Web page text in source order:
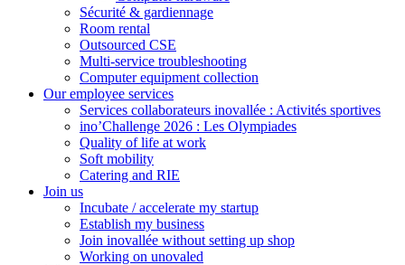
Sécurité & gardiennage
Room rental
Outsourced CSE
Multi-service troubleshooting
Computer equipment collection
Our employee services
Services collaborateurs inovallée : Activités sportives
ino’Challenge 2026 : Les Olympiades
Quality of life at work
Soft mobility
Catering and RIE
Join us
Incubate / accelerate my startup
Establish my business
Join inovallée without setting up shop
Working on unovaled